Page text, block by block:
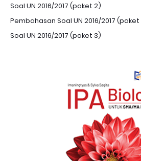
Soal UN 2016/2017 (paket 2)
Pembahasan Soal UN 2016/2017 (paket
Soal UN 2016/2017 (paket 3)